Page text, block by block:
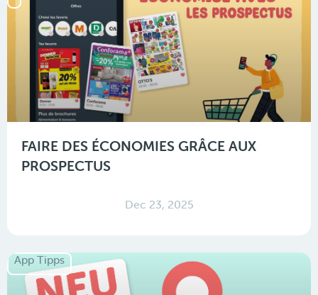
FAIRE DES ÉCONOMIES GRÂCE AUX
PROSPECTUS
Dec 23, 2025
App Tipps